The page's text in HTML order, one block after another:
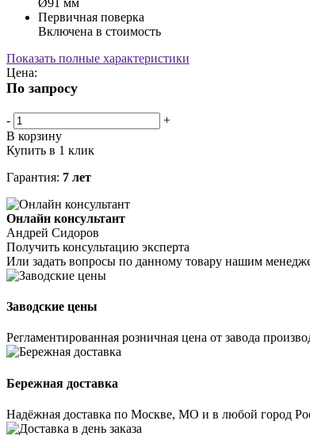
Первичная поверка
Включена в стоимость
Показать полные характеристики
Цена:
По запросу
-
+
В корзину
Купить в 1 клик
Гарантия: 7 лет
Онлайн консультант
Андрей Сидоров
Получить консультацию эксперта
Или задать вопросы по данному товару нашим
Заводские цены
Регламентированная розничная цена от завода
Бережная доставка
Надёжная доставка по Москве, МО и в любой город